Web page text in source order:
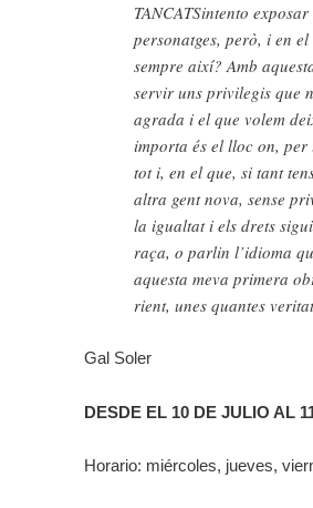
TANCATSintento
personatges, però, i en
sempre així? Amb
servir uns privilegis que
agrada i el que volem
importa és el lloc on, per
tot i, en el que, si tant
altra gent nova, sense
la igualtat i els drets
raça, o parlin l’idioma
aquesta meva primera
rient, unes quantes
Gal Soler
DESDE EL 10 DE JULIO AL
Horario: miércoles, jueves,